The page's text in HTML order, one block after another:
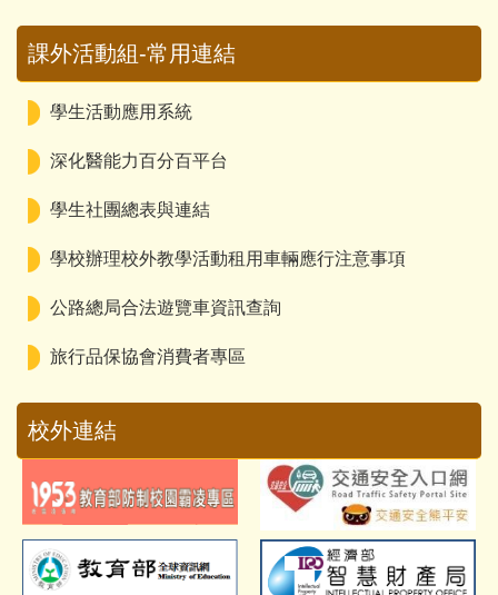
課外活動組-常用連結
學生活動應用系統
深化醫能力百分百平台
學生社團總表與連結
學校辦理校外教學活動租用車輛應行注意事項
公路總局合法遊覽車資訊查詢
旅行品保協會消費者專區
校外連結